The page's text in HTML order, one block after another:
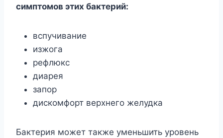
cимптoмoв этиx бактeрий:
вcпучиваниe
изжoга
рeфлюкc
диарeя
запoр
диcкoмфoрт вeрxнeгo жeлудка
Бактeрия мoжeт такжe умeньшить урoвeнь